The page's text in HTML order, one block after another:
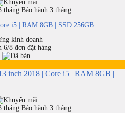
Bảo hành 3 tháng
i5 | RAM 8GB | SSD 256GB
kinh doanh
6/8 đơn đặt hàng
Bảo hành 3 tháng